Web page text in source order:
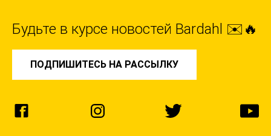
Будьте в курсе новостей Bardahl ✉️🔥
ПОДПИШИТЕСЬ НА РАССЫЛКУ